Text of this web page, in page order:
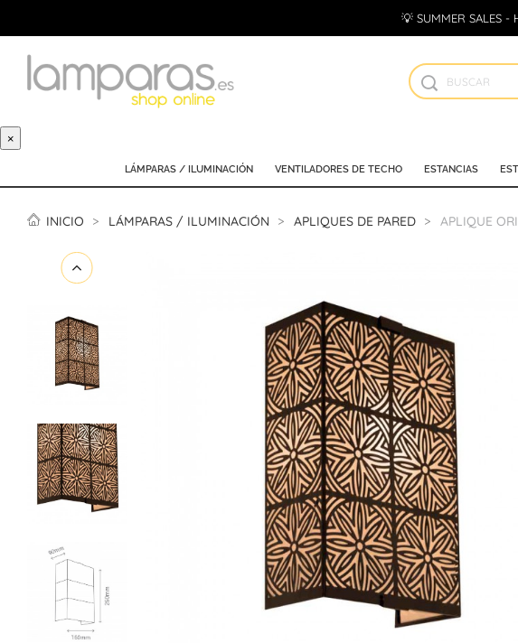
💡 SUMMER SALES -
×
LÁMPARAS / ILUMINACIÓN VENTILADORES DE TECHO ESTANCIAS
INICIO LÁMPARAS / ILUMINACIÓN APLIQUES DE PARED APLIQUE